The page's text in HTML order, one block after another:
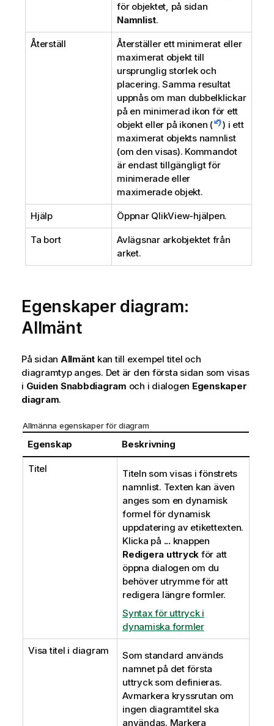
för objektet, på sidan
Namnlist.
Återställ
Återställer ett minimerat eller
maximerat objekt till
ursprunglig storlek och
placering. Samma resultat
uppnås om man dubbelklickar
på en minimerad ikon för ett
objekt eller på ikonen (
) i ett
maximerat objekts namnlist
(om den visas). Kommandot
är endast tillgängligt för
minimerade eller
maximerade objekt.
Hjälp Öppnar QlikView-hjälpen.
Ta bort
Avlägsnar arkobjektet från
arket.
Egenskaper diagram:
Allmänt
På sidan Allmänt kan till exempel titel och
diagramtyp anges. Det är den första sidan som visas
i Guiden Snabbdiagram och i dialogen Egenskaper
diagram.
Allmänna egenskaper för diagram
Egenskap Beskrivning
Titel
Titeln som visas i fönstrets
namnlist. Texten kan även
anges som en dynamisk
formel för dynamisk
uppdatering av etikettexten.
Klicka på ...knappen
Redigera uttryck för att
öppna dialogen om du
behöver utrymme för att
redigera längre formler.
Syntax för uttryck i
dynamiska formler
Visa titel i diagram
Som standard används
namnet på det första
uttryck som definieras.
Avmarkera kryssrutan om
ingen diagramtitel ska
användas. Markera